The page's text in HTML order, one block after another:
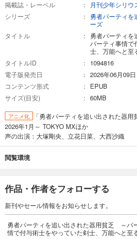
掲載誌・レーベル
月刊少年シリウ
シリーズ
勇者パーティを
ーズ
タイトル
勇者パーティ
パーティ事情で
士、万能へと至
タイトルID
1094816
電子版発売日
2026年06月09日
コンテンツ形式
EPUB
サイズ(目安)
60MB
アニメ化
「勇者パーティを追い出された器用
2026年1月～ TOKYO MXほか
声の出演：大塚剛央、立花日菜、大西沙織
閲覧環境
作品・作者をフォローする
新刊やセール情報をお知らせします。
勇者パーティを追い出された器用貧乏 ～パ
情で付与術士をやっていた剣士、万能へと至